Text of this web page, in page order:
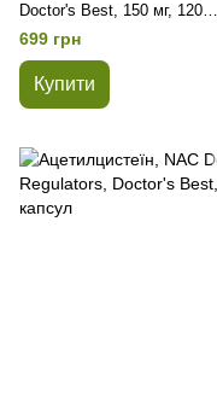
Doctor's Best, 150 мг, 120
капсул
699 грн
Купити